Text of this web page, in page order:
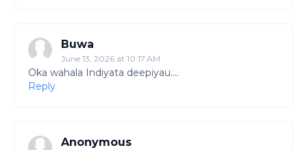
Buwa
June 13, 2026 at 10:17 AM
Oka wahala Indiyata deepiyau....
Reply
Anonymous